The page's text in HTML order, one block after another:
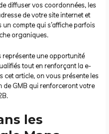
diffuser vos coordonnées, les
de votre site internet et
compte qui s’affiche parfois
organiques.
représente une opportunité
tout en renforçant la e-
cet article, on vous présente les
de GMB qui renforceront votre
les